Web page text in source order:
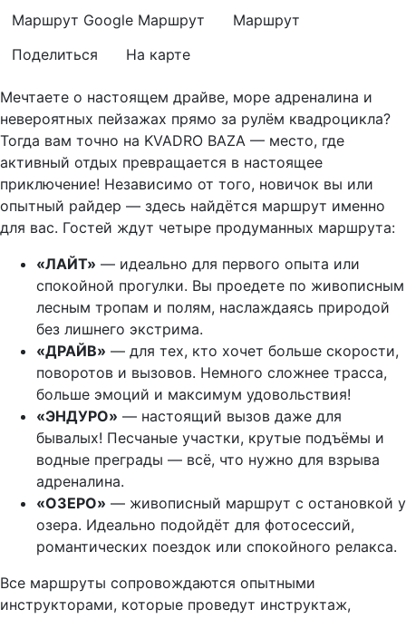
Маршрут Google Маршрут
Маршрут
Поделиться
На карте
Мечтаете о настоящем драйве, море адреналина и
невероятных пейзажах прямо за рулём квадроцикла?
Тогда вам точно на KVADRO BAZA — место, где
активный отдых превращается в настоящее
приключение! Независимо от того, новичок вы или
опытный райдер — здесь найдётся маршрут именно
для вас. Гостей ждут четыре продуманных маршрута:
«ЛАЙТ» — идеально для первого опыта или
спокойной прогулки. Вы проедете по живописным
лесным тропам и полям, наслаждаясь природой
без лишнего экстрима.
«ДРАЙВ» — для тех, кто хочет больше скорости,
поворотов и вызовов. Немного сложнее трасса,
больше эмоций и максимум удовольствия!
«ЭНДУРО» — настоящий вызов даже для
бывалых! Песчаные участки, крутые подъёмы и
водные преграды — всё, что нужно для взрыва
адреналина.
«ОЗЕРО» — живописный маршрут с остановкой у
озера. Идеально подойдёт для фотосессий,
романтических поездок или спокойного релакса.
Все маршруты сопровождаются опытными
инструкторами, которые проведут инструктаж,